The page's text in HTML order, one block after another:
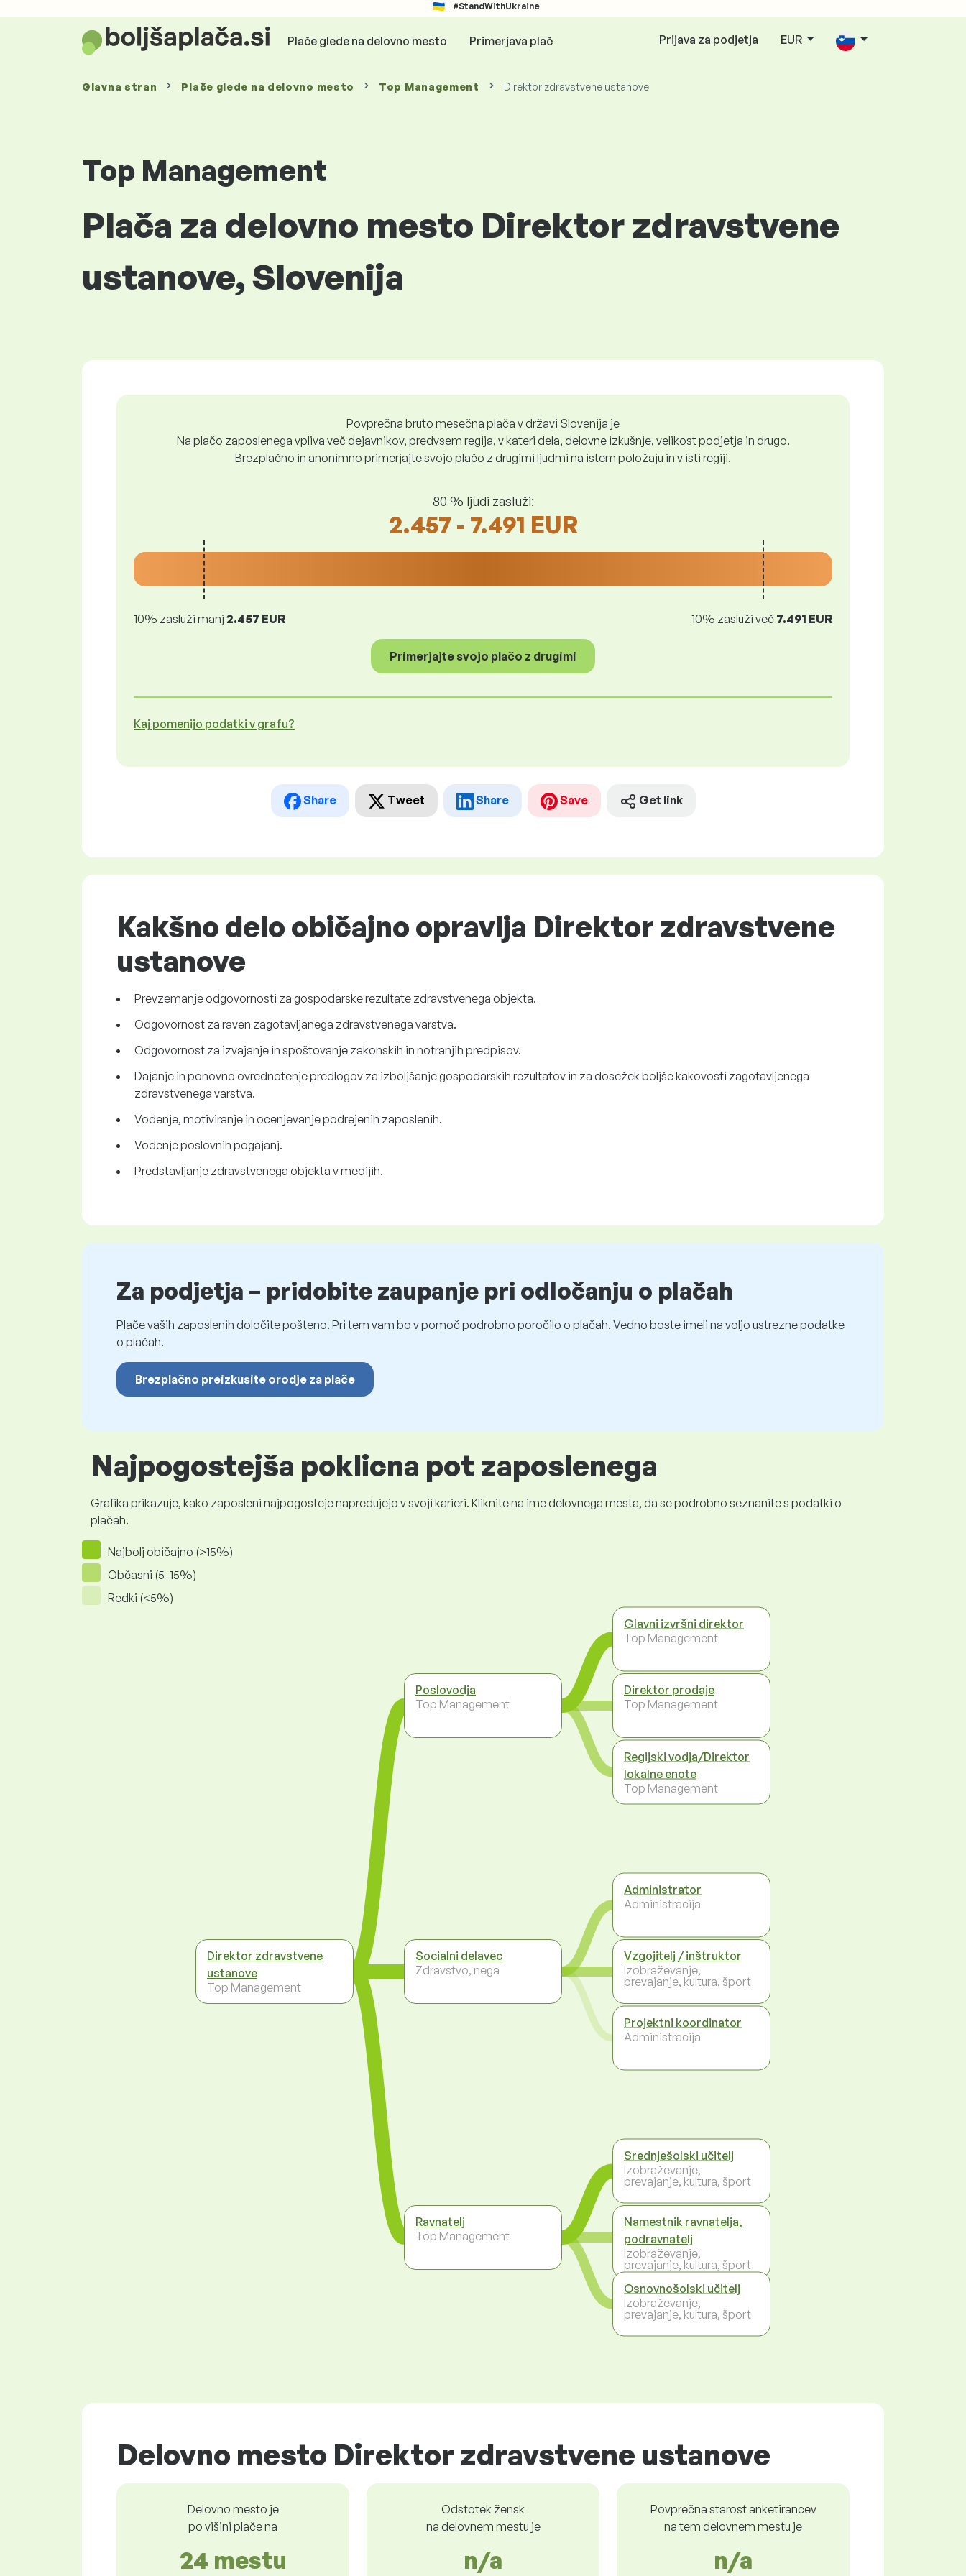
#StandWithUkraine
Plače glede na delovno mesto Primerjava plač Prijava za podjetja EUR
Glavna stran Plače glede na delovno mesto Top Management Direktor zdravstvene ustanove
Top Management
Plača za delovno mesto Direktor zdravstvene
ustanove, Slovenija
Povprečna bruto mesečna plača v državi Slovenija je
Na plačo zaposlenega vpliva več dejavnikov, predvsem regija, v kateri dela, delovne izkušnje, velikost podjetja in drugo.
Brezplačno in anonimno primerjajte svojo plačo z drugimi ljudmi na istem položaju in v isti regiji.
80 % ljudi zasluži:
2.457 - 7.491 EUR
10% zasluži manj 2.457 EUR 10% zasluži več 7.491 EUR
Primerjajte svojo plačo z drugimi
Kaj pomenijo podatki v grafu?
Share Tweet Share Save Get link
Kakšno delo običajno opravlja Direktor zdravstvene
ustanove
Prevzemanje odgovornosti za gospodarske rezultate zdravstvenega objekta.
Odgovornost za raven zagotavljanega zdravstvenega varstva.
Odgovornost za izvajanje in spoštovanje zakonskih in notranjih predpisov.
Dajanje in ponovno ovrednotenje predlogov za izboljšanje gospodarskih rezultatov in za dosežek boljše kakovosti zagotavljenega
zdravstvenega varstva.
Vodenje, motiviranje in ocenjevanje podrejenih zaposlenih.
Vodenje poslovnih pogajanj.
Predstavljanje zdravstvenega objekta v medijih.
Za podjetja – pridobite zaupanje pri odločanju o plačah
Plače vaših zaposlenih določite pošteno. Pri tem vam bo v pomoč podrobno poročilo o plačah. Vedno boste imeli na voljo ustrezne podatke
o plačah.
Brezplačno preizkusite orodje za plače
Najpogostejša poklicna pot zaposlenega
Grafika prikazuje, kako zaposleni najpogosteje napredujejo v svoji karieri. Kliknite na ime delovnega mesta, da se podrobno seznanite s podatki o
plačah.
Najbolj običajno (>15%)
Občasni (5-15%)
Redki (<5%)
Direktor zdravstvene
ustanove
Top Management
Poslovodja
Top Management
Socialni delavec
Zdravstvo, nega
Ravnatelj
Top Management
Glavni izvršni direktor
Top Management
Direktor prodaje
Top Management
Regijski vodja/Direktor
lokalne enote
Top Management
Administrator
Administracija
Vzgojitelj / inštruktor
Izobraževanje,
prevajanje, kultura, šport
Projektni koordinator
Administracija
Srednješolski učitelj
Izobraževanje,
prevajanje, kultura, šport
Namestnik ravnatelja,
podravnatelj
Izobraževanje,
prevajanje, kultura, šport
Osnovnošolski učitelj
Izobraževanje,
prevajanje, kultura, šport
Delovno mesto Direktor zdravstvene ustanove
Delovno mesto je
po višini plače na
24 mestu
Odstotek žensk
na delovnem mestu je
n/a
Povprečna starost anketirancev
na tem delovnem mestu je
n/a